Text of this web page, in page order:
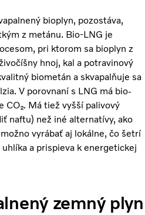
bioplyn, pozostáva,
z metánu. Bio-LNG je
pri ktorom sa bioplyn z
hnoj, kal a potravinový
biometán a skvapalňuje sa
V porovnaní s LNG má bio-
CO₂. Má tiež vyšší palivový
naftu) než iné alternatívy, ako
vyrábať aj lokálne, čo šetrí
a prispieva k energetickej
zemný plyn